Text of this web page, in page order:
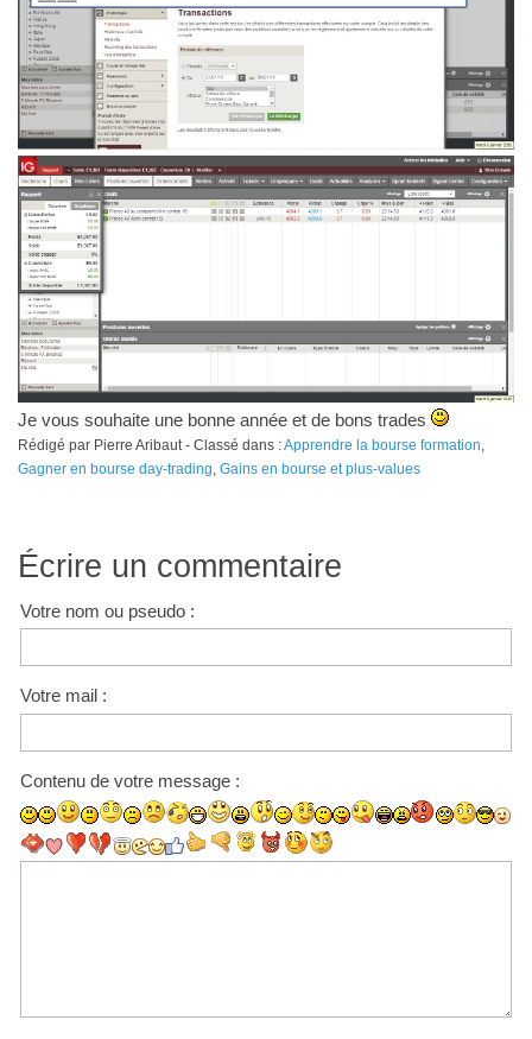
Je vous souhaite une bonne année et de bons trades
Rédigé par Pierre Aribaut - Classé dans :Apprendre la bourse formation
Gagner en bourse day-trading Gains en bourse et plus-values
Écrire un commentaire
Votre nom ou pseudo :
Votre mail :
Contenu de votre message :